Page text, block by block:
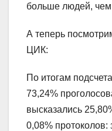
больше людей, чем
А теперь
ЦИК:
По итогам
73,24%
высказались
0,08%